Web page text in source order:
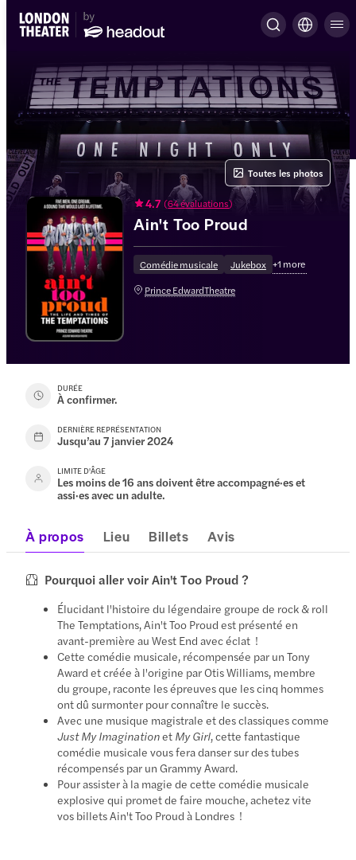
4.7 (64 évaluations)
Ain't Too Proud
Comédie musicale Jukebox +1 more
Prince EdwardTheatre
Toutes les photos
DURÉE
À confirmer.
DERNIÈRE REPRÉSENTATION
Jusqu’au 7 janvier 2024
LIMITE D'ÂGE
Les moins de 16 ans doivent être accompagné·es et
assi·es avec un adulte.
À propos Lieu Billets Avis
Pourquoi aller voir Ain't Too Proud ?
Élucidant l'histoire du légendaire groupe de rock & roll
The Temptations, Ain't Too Proud est présenté en
avant-première au West End avec éclat !
Cette comédie musicale, récompensée par un Tony
Award et créée à l'origine par Otis Williams, membre
du groupe, raconte les épreuves que les cinq hommes
ont dû surmonter pour connaître le succès.
Avec une musique magistrale et des classiques comme
Just My Imaginationet My Girl, cette fantastique
comédie musicale vous fera danser sur des tubes
récompensés par un Grammy Award.
Pour assister à la magie de cette comédie musicale
explosive qui promet de faire mouche, achetez vite
vos billets Ain't Too Proud à Londres !